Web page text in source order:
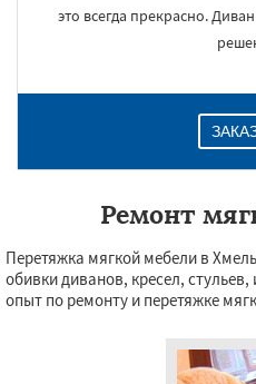
это всегда прекрасно.
Ремонт
Перетяжка мягкой мебели в
обивки диванов, кресел,
опыт по ремонту и перетяжке